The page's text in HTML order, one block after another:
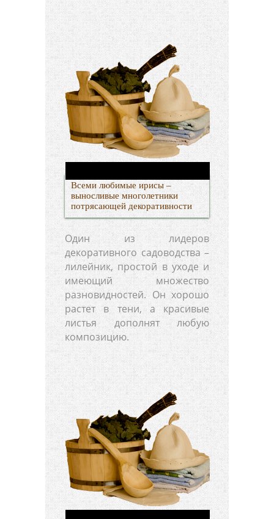
Всеми любимые ирисы –
выносливые многолетники
потрясающей декоративности
Один из лидеров
декоративного садоводства –
лилейник, простой в уходе и
имеющий множество
разновидностей. Он хорошо
растет в тени, а красивые
листья дополнят любую
композицию.